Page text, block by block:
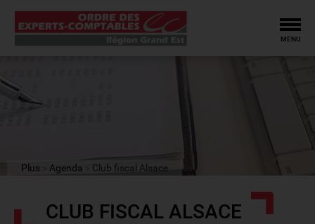
MENU
Plus Agenda Club fiscal Alsace
CLUB FISCAL ALSACE